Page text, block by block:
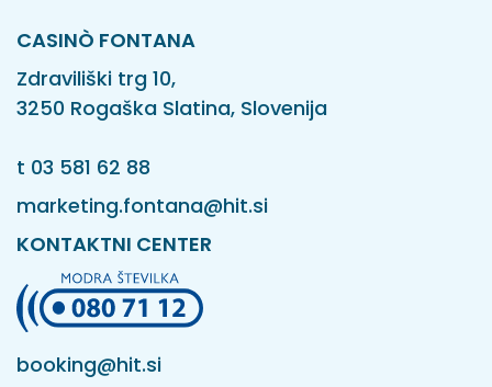
CASINÒ FONTANA
Zdraviliški trg 10,
3250 Rogaška Slatina, Slovenija
t 03 581 62 88
marketing.fontana@hit.si
KONTAKTNI CENTER
booking@hit.si